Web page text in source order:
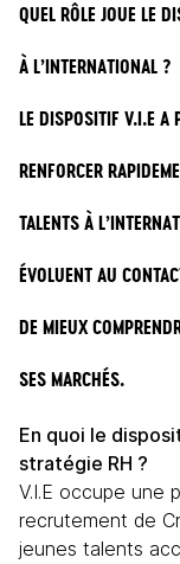
QUEL RÔLE JOUE LE
À L’INTERNATIONAL ?
LE DISPOSITIF V.I.E A
RENFORCER
TALENTS À
ÉVOLUENT AU
DE MIEUX
SES MARCHÉS.
En quoi le
stratégie RH ?
V.I.E occupe une
recrutement de
jeunes talents